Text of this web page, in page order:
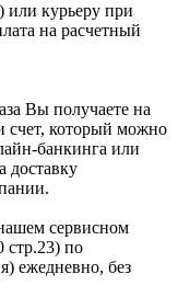
или курьеру при
на расчетный
Вы получаете на
счет, который можно
банкинга или
доставку
сервисном
стр.23) по
ежедневно, без